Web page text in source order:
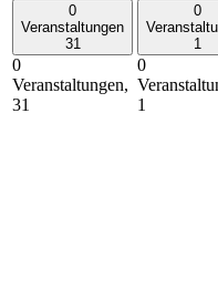
0
Veranstaltungen
31
0
Veranstaltungen,
31
0
1
0
1